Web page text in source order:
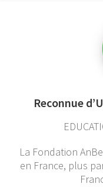
Reconnue
La Fondation
en France, plus